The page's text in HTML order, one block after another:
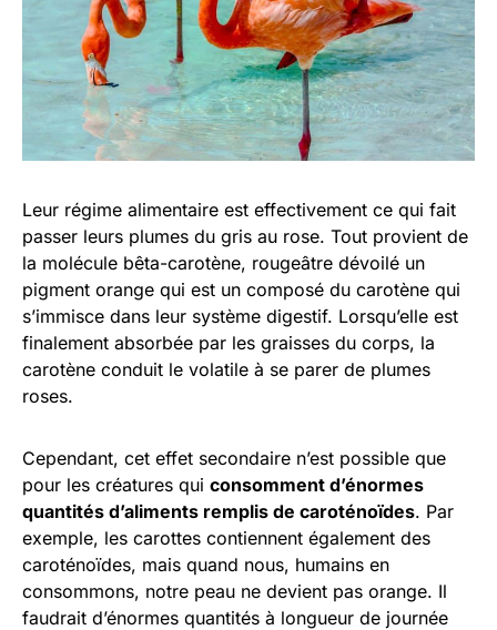
Leur régime alimentaire est effectivement ce qui fait
passer leurs plumes du gris au rose. Tout provient de
la molécule bêta-carotène, rougeâtre dévoilé un
pigment orange qui est un composé du carotène qui
s’immisce dans leur système digestif. Lorsqu’elle est
finalement absorbée par les graisses du corps, la
carotène conduit le volatile à se parer de plumes
roses.
Cependant, cet effet secondaire n’est possible que
pour les créatures qui consomment d’énormes
quantités d’aliments remplis de caroténoïdes. Par
exemple, les carottes contiennent également des
caroténoïdes, mais quand nous, humains en
consommons, notre peau ne devient pas orange. Il
faudrait d’énormes quantités à longueur de journée